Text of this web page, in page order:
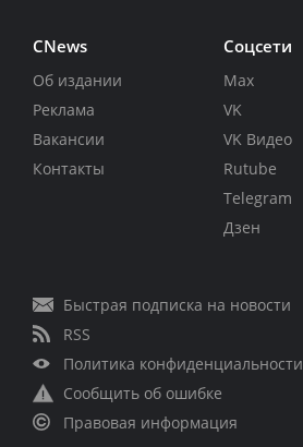
CNews
Об издании
Реклама
Вакансии
Контакты
Соцсети
Max
VK
VK Видео
Rutube
Telegram
Дзен
Быстрая подписка на новости
RSS
Политика конфиденциальности
Сообщить об ошибке
Правовая информация